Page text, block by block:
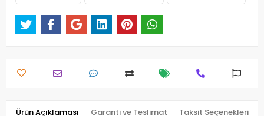
Ürün Açıklaması Garanti ve Teslimat Taksit Seçenekleri